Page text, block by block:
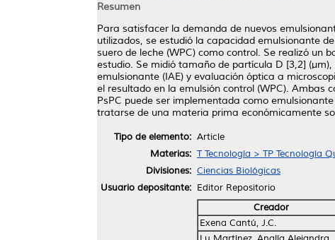
Resumen
Para satisfacer la demanda de nuevos
utilizados, se estudió la capacidad emulsionante
suero de leche (WPC) como control. Se realizó un
estudio. Se midió tamaño de partícula D [3,2]
emulsionante (IAE) y evaluación óptica a
el resultado en la emulsión control (WPC). Ambas
PsPC puede ser implementada como
tratarse de una materia prima económicamente
Tipo de elemento: Article
Materias: T Tecnología > TP Tecnología
Divisiones: Ciencias Biológicas
Usuario depositante: Editor Repositorio
Creador
Exena Cantú, J.C.